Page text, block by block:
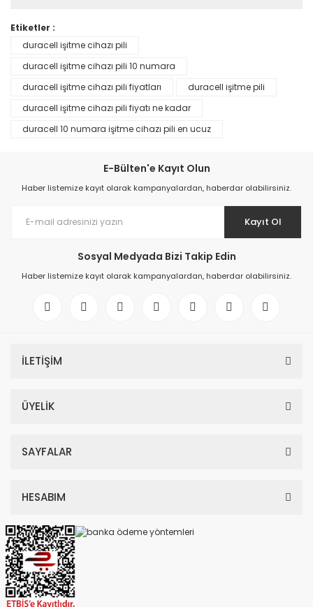
Etiketler :
duracell işitme cihazı pili
duracell işitme cihazı pili 10 numara
duracell işitme cihazı pili fiyatları
duracell işitme pili
duracell işitme cihazı pili fiyatı ne kadar
duracell 10 numara işitme cihazı pili en ucuz
E-Bülten'e Kayıt Olun
Haber listemize kayıt olarak kampanyalardan, haberdar olabilirsiniz.
Kayıt Ol
Sosyal Medyada Bizi Takip Edin
Haber listemize kayıt olarak kampanyalardan, haberdar olabilirsiniz.
İLETİŞİM
ÜYELİK
SAYFALAR
HESABIM